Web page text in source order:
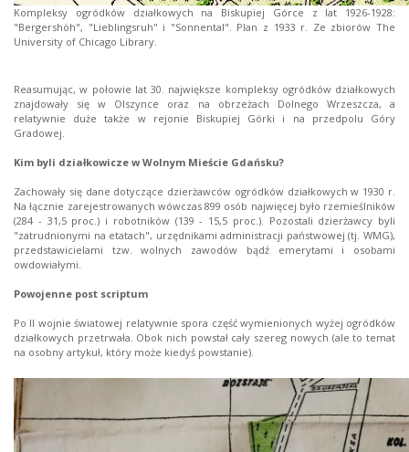
Kompleksy ogródków działkowych na Biskupiej Górce z lat 1926-1928:
"Bergershöh", "Lieblingsruh" i "Sonnental". Plan z 1933 r. Ze zbiorów The
University of Chicago Library.
Reasumując, w połowie lat 30. największe kompleksy ogródków działkowych
znajdowały się w Olszynce oraz na obrzeżach Dolnego Wrzeszcza, a
relatywnie duże także w rejonie Biskupiej Górki i na przedpolu Góry
Gradowej.
Kim byli działkowicze w Wolnym Mieście Gdańsku?
Zachowały się dane dotyczące dzierżawców ogródków działkowych w 1930 r.
Na łącznie zarejestrowanych wówczas 899 osób najwięcej było rzemieślników
(284 - 31,5 proc.) i robotników (139 - 15,5 proc.). Pozostali dzierżawcy byli
"zatrudnionymi na etatach", urzędnikami administracji państwowej (tj. WMG),
przedstawicielami tzw. wolnych zawodów bądź emerytami i osobami
owdowiałymi.
Powojenne post scriptum
Po II wojnie światowej relatywnie spora część wymienionych wyżej ogródków
działkowych przetrwała. Obok nich powstał cały szereg nowych (ale to temat
na osobny artykuł, który może kiedyś powstanie).